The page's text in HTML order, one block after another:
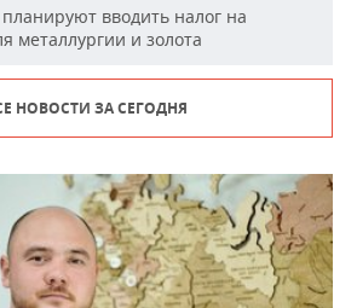
вводить налог на
металлургии и золота
НОВОСТИ ЗА СЕГОДНЯ